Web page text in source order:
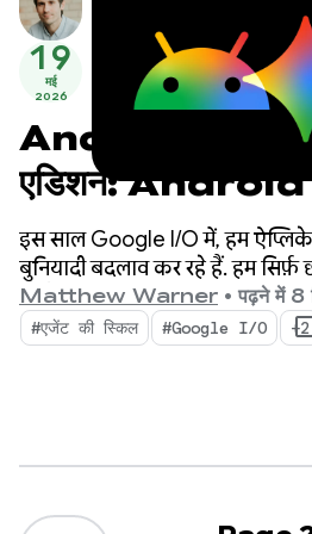
19
मई
2026
Android
एडिशन: Android
नया क्या है
इस साल Google I/O में, हम
बुनियादी बदलाव कर रहे हैं. हम
रहे हैं. हमारे नए टूल, एजेंटिक युग के
सुविधाएं हैं जिनसे Android डेवलपर
प्रॉडक्टिविटी बढ़ती है. साथ ही,
Matthew Warner • पढ़ने में 8
#एजेंट की स्किल #Google I/O +2